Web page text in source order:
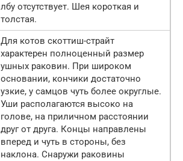
лбу отсутствует. Шея короткая и
толстая.
Для котов скоттиш-страйт
характерен полноценный размер
ушных раковин. При широком
основании, кончики достаточно
узкие, у самцов чуть более округлые.
Уши располагаются высоко на
голове, на приличном расстоянии
друг от друга. Концы направлены
вперед и чуть в стороны, без
наклона. Снаружи раковины